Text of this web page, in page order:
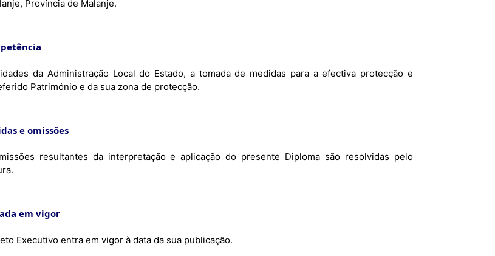
Província de Malanje.
da Administração Local do Estado, a tomada de medidas para a efectiva protecção e
Património e da sua zona de protecção.
e omissões
resultantes da interpretação e aplicação do presente Diploma são resolvidas pelo
em vigor
Executivo entra em vigor à data da sua publicação.